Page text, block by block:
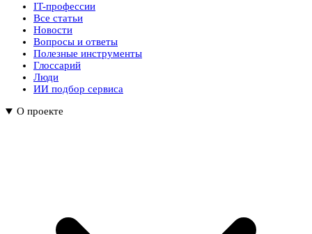
IT-профессии
Все статьи
Новости
Вопросы и ответы
Полезные инструменты
Глоссарий
Люди
ИИ подбор сервиса
О проекте